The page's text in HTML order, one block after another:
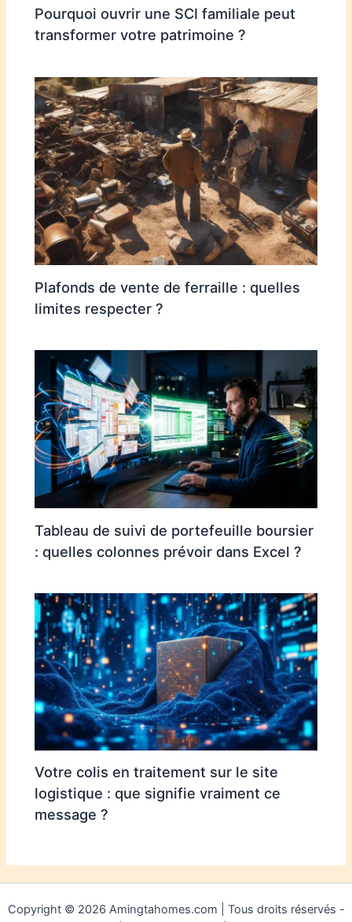
Pourquoi ouvrir une SCI familiale peut
transformer votre patrimoine ?
Plafonds de vente de ferraille : quelles
limites respecter ?
Tableau de suivi de portefeuille boursier
: quelles colonnes prévoir dans Excel ?
Votre colis en traitement sur le site
logistique : que signifie vraiment ce
message ?
Copyright © 2026 Amingtahomes.com | Tous droits réservés -